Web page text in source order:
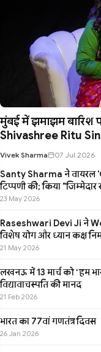
मुंबई में झमाझम बारिश
Shivashree Ritu
Vivek Sharma 07 Jul 2026
Santy Sharma ने वायरल
टिप्पणी की; किया "जिम्मेदार
23 May 2026
Raseshwari Devi Ji ने
विशेष योग और ध्यान कक्ष
21 May 2026
लखनऊ में 13 मार्च को ‘हम
विद्यावाचस्पति की मानद
21 Feb 2026
भारत का 77वां गणतंत्र दिवस
26 Jan 2026